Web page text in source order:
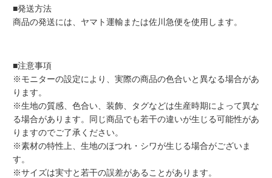
■発送方法
商品の発送には、ヤマト運輸または佐川急便を使用します。
■注意事項
※モニターの設定により、実際の商品の色合いと異なる場合があ
ります。
※生地の質感、色合い、装飾、タグなどは生産時期によって異な
る場合があります。同じ商品でも若干の違いが生じる可能性があ
りますのでご了承ください。
※素材の特性上、生地のほつれ・シワが生じる場合がございま
す。
※サイズは実寸と若干の誤差があることがあります。